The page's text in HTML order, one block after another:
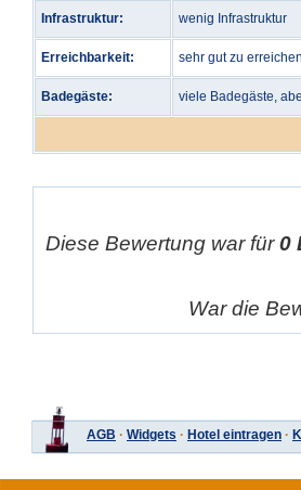
Infrastruktur: wenig Infrastruktur
Erreichbarkeit: sehr gut zu
Badegäste: viele Badegäste,
Diese Bewertung war für0
War die
AGB · Widgets · Hotel eintragen ·